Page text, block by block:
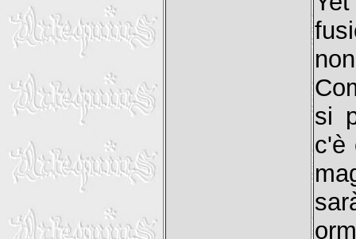
si
c'è